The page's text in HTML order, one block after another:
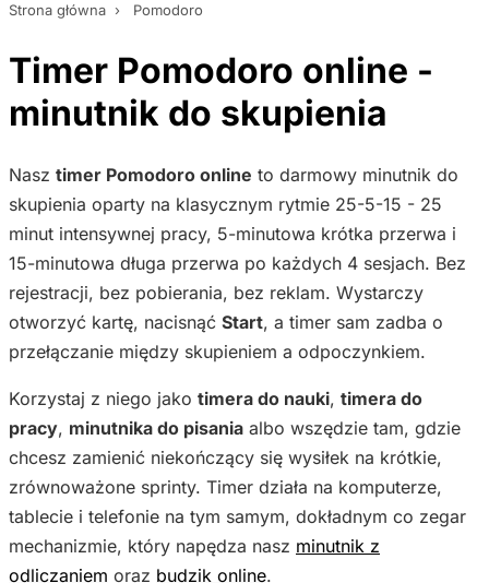
Strona główna › Pomodoro
Timer Pomodoro online -
minutnik do skupienia
Nasz timer Pomodoro online to darmowy minutnik do
skupienia oparty na klasycznym rytmie 25-5-15 - 25
minut intensywnej pracy, 5-minutowa krótka przerwa i
15-minutowa długa przerwa po każdych 4 sesjach. Bez
rejestracji, bez pobierania, bez reklam. Wystarczy
otworzyć kartę, nacisnąć Start, a timer sam zadba o
przełączanie między skupieniem a odpoczynkiem.
Korzystaj z niego jako timera do nauki, timera do
pracy, minutnika do pisania albo wszędzie tam, gdzie
chcesz zamienić niekończący się wysiłek na krótkie,
zrównoważone sprinty. Timer działa na komputerze,
tablecie i telefonie na tym samym, dokładnym co zegar
mechanizmie, który napędza nasz minutnik z
odliczaniem oraz budzik online.